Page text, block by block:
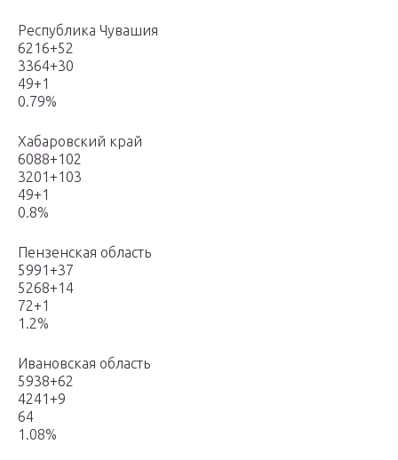
Республика Чувашия
6216+52
3364+30
49+1
0.79%
Хабаровский край
6088+102
3201+103
49+1
0.8%
Пензенская область
5991+37
5268+14
72+1
1.2%
Ивановская область
5938+62
4241+9
64
1.08%